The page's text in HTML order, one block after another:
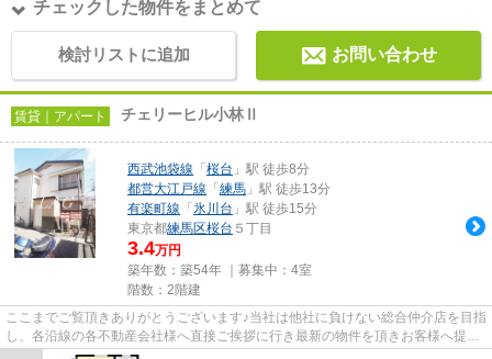
チェックした物件をまとめて
検討リストに追加 お問い合わせ
賃貸｜アパート チェリーヒル小林Ⅱ
西武池袋線 「 桜台 」駅 徒歩8分
都営大江戸線 「 練馬 」駅 徒歩13分
有楽町線 「 氷川台 」駅 徒歩15分
東京都練馬区桜台 ５丁目
3.4万円
築年数：築54年 ｜募集中： 4室
階数：2階建
ここまでご覧頂きありがとうございます♪当社は他社に負けない総合仲介店を目指
し、各沿線の各不動産会社様へ直接ご挨拶に行き最新の物件を頂きお客様へ提供
しております！最新の情報は...